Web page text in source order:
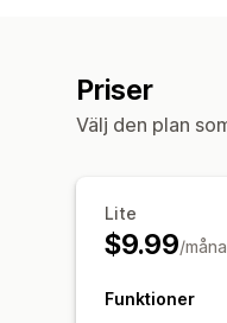
Priser
Välj den plan
Lite
$9.99/
Funktioner